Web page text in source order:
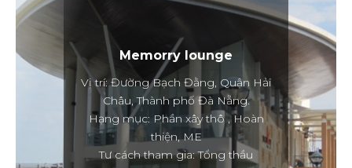
Memorry lounge
Vị trí: Đường Bạch Đằng, Quận Hải
Châu, Thành phố Đà Nẵng.
Hạng mục: Phần xây thô , Hoàn
thiện, ME
Tư cách tham gia: Tổng thầu